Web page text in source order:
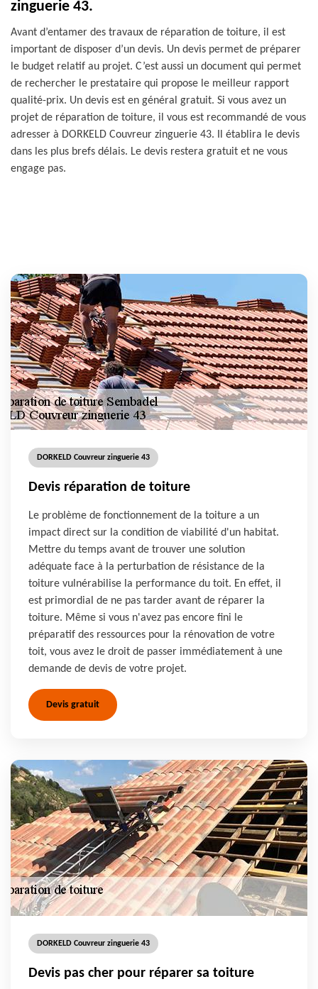
zinguerie 43.
Avant d’entamer des travaux de réparation de toiture, il est
important de disposer d’un devis. Un devis permet de préparer
le budget relatif au projet. C’est aussi un document qui permet
de rechercher le prestataire qui propose le meilleur rapport
qualité-prix. Un devis est en général gratuit. Si vous avez un
projet de réparation de toiture, il vous est recommandé de vous
adresser à DORKELD Couvreur zinguerie 43. Il établira le devis
dans les plus brefs délais. Le devis restera gratuit et ne vous
engage pas.
DORKELD Couvreur zinguerie 43
Devis réparation de toiture
Le problème de fonctionnement de la toiture a un
impact direct sur la condition de viabilité d'un habitat.
Mettre du temps avant de trouver une solution
adéquate face à la perturbation de résistance de la
toiture vulnérabilise la performance du toit. En effet, il
est primordial de ne pas tarder avant de réparer la
toiture. Même si vous n'avez pas encore fini le
préparatif des ressources pour la rénovation de votre
toit, vous avez le droit de passer immédiatement à une
demande de devis de votre projet.
Devis gratuit
DORKELD Couvreur zinguerie 43
Devis pas cher pour réparer sa toiture